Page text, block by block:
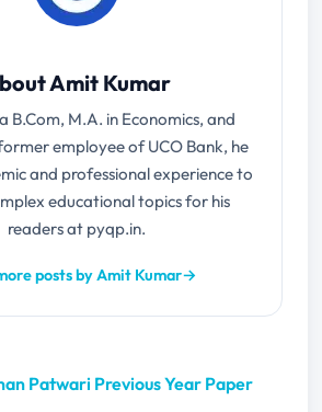
Amit Kumar
B.Com, M.A. in Economics, and
employee of UCO Bank, he
and professional experience to
educational topics for his
readers at pyqp.in.
posts by Amit Kumar→
Patwari Previous Year Paper